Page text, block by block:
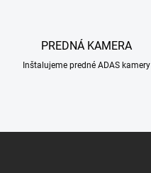
PREDNÁ KAMERA
Inštalujeme predné ADAS kamery